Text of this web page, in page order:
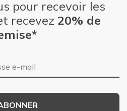
pour recevoir les
recevez 20% de